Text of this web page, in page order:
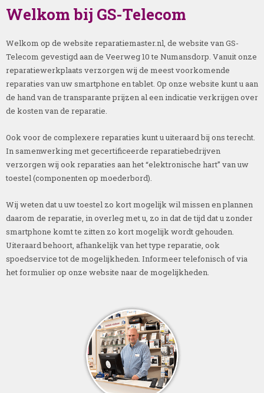
Welkom bij GS-Telecom
Welkom op de website reparatiemaster.nl, de website van GS-
Telecom gevestigd aan de Veerweg 10 te Numansdorp. Vanuit onze
reparatiewerkplaats verzorgen wij de meest voorkomende
reparaties van uw smartphone en tablet. Op onze website kunt u aan
de hand van de transparante prijzen al een indicatie verkrijgen over
de kosten van de reparatie.
Ook voor de complexere reparaties kunt u uiteraard bij ons terecht.
In samenwerking met gecertificeerde reparatiebedrijven
verzorgen wij ook reparaties aan het “elektronische hart” van uw
toestel (componenten op moederbord).
Wij weten dat u uw toestel zo kort mogelijk wil missen en plannen
daarom de reparatie, in overleg met u, zo in dat de tijd dat u zonder
smartphone komt te zitten zo kort mogelijk wordt gehouden.
Uiteraard behoort, afhankelijk van het type reparatie, ook
spoedservice tot de mogelijkheden. Informeer telefonisch of via
het formulier op onze website naar de mogelijkheden.